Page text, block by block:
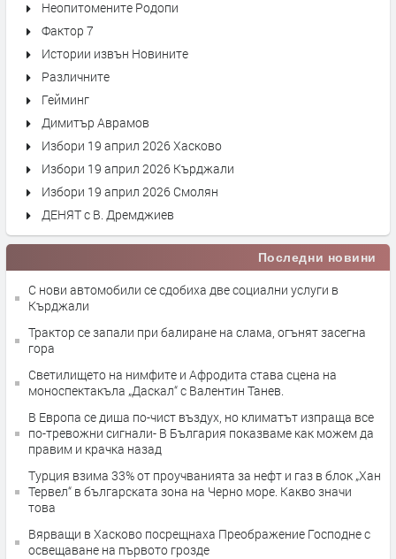
Неопитомените Родопи
Фактор 7
Истории извън Новините
Различните
Гейминг
Димитър Аврамов
Избори 19 април 2026 Хасково
Избори 19 април 2026 Кърджали
Избори 19 април 2026 Смолян
ДЕНЯТ с В. Дремджиев
Последни новини
С нови автомобили се сдобиха две социални услуги в
Кърджали
Трактор се запали при балиране на слама, огънят засегна
гора
Светилището на нимфите и Афродита става сцена на
моноспектакъла „Даскал“ с Валентин Танев.
В Европа се диша по-чист въздух, но климатът изпраща все
по-тревожни сигнали- В България показваме как можем да
правим и крачка назад
Турция взима 33% от проучванията за нефт и газ в блок „Хан
Тервел“ в българската зона на Черно море. Какво значи
това
Вярващи в Хасково посрещнаха Преображение Господне с
освещаване на първото грозде